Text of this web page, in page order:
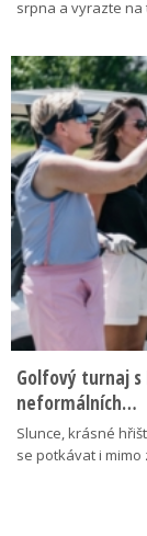
srpna a vyrazte
Golfový turnaj s
neformálních…
Slunce, krásné
se potkávat i